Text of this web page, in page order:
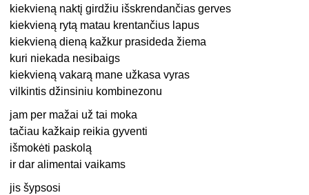
kiekvieną naktį girdžiu išskrendančias gerves
kiekvieną rytą matau krentančius lapus
kiekvieną dieną kažkur prasideda žiema
kuri niekada nesibaigs
kiekvieną vakarą mane užkasa vyras
vilkintis džinsiniu kombinezonu
jam per mažai už tai moka
tačiau kažkaip reikia gyventi
išmokėti paskolą
ir dar alimentai vaikams
jis šypsosi